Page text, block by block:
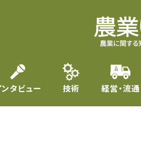
ンタビュー 技術 経営・流通